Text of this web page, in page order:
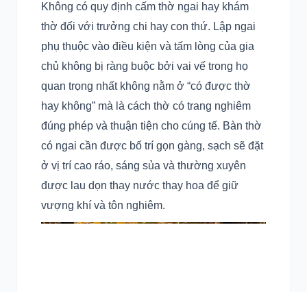
Không có quy định cấm thờ ngai hay khám
thờ đối với trưởng chi hay con thứ. Lập ngai
phụ thuộc vào điều kiện và tấm lòng của gia
chủ không bị ràng buộc bởi vai vế trong họ
quan trọng nhất không nằm ở “có được thờ
hay không” mà là cách thờ có trang nghiêm
đúng phép và thuận tiện cho cúng tế. Bàn thờ
có ngai cần được bố trí gọn gàng, sạch sẽ đặt
ở vị trí cao ráo, sáng sủa và thường xuyên
được lau dọn thay nước thay hoa để giữ
vượng khí và tôn nghiêm.